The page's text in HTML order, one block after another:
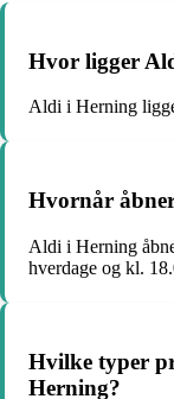
Hvor ligger
Aldi i Herning
Hvornår
Aldi i Herning
hverdage og kl.
Hvilke typer
Herning?